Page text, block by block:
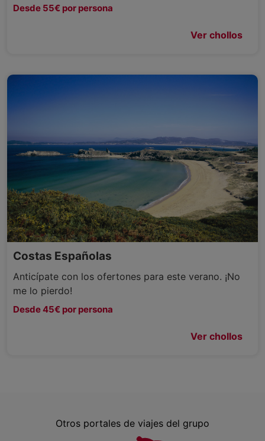
Desde 55€ por persona
Ver chollos
Costas Españolas
Anticípate con los ofertones para este verano. ¡No
me lo pierdo!
Desde 45€ por persona
Ver chollos
Otros portales de viajes del grupo